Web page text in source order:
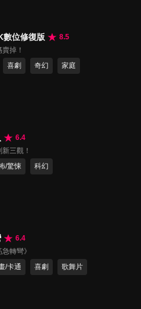
數位修復版
8.5
掉！
喜劇 奇幻 家庭
6.4
三觀！
/驚悚 科幻
6.4
轉彎》
/卡通 喜劇 歌舞片